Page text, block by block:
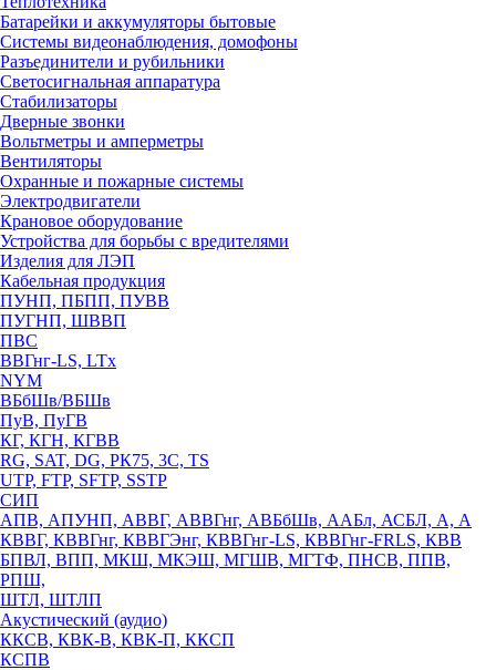
Батарейки и аккумуляторы бытовые
Системы видеонаблюдения, домофоны
Разъединители и рубильники
Светосигнальная аппаратура
Стабилизаторы
Дверные звонки
Вольтметры и амперметры
Вентиляторы
Охранные и пожарные системы
Электродвигатели
Крановое оборудование
Устройства для борьбы с вредителями
Изделия для ЛЭП
Кабельная продукция
ПУНП, ПБПП, ПУВВ
ПУГНП, ШВВП
ПВС
ВВГнг-LS, LTx
NYM
ВБбШв/ВБШв
ПуВ, ПуГВ
КГ, КГН, КГВВ
RG, SAT, DG, РК75, 3С, TS
UTP, FTP, SFTP, SSTP
СИП
АПВ, АПУНП, АВВГ, АВВГнг, АВБбШв, ААБл, АСБЛ, А, А
КВВГ, КВВГнг, КВВГЭнг, КВВГнг-LS, КВВГнг-FRLS, КВВ
БПВЛ, ВПП, МКШ, МКЭШ, МГШВ, МГТФ, ПНСВ, ППВ,
РПШ,
ШТЛ, ШТЛП
Акустический (аудио)
ККСВ, КВК-В, КВК-П, ККСП
КСПВ